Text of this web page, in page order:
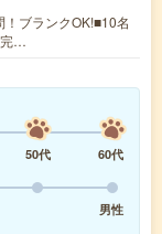
ブランクOK!■10名
完…
50代
60代
男性